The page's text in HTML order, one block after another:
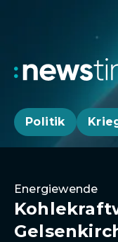
Politik
Energiewende